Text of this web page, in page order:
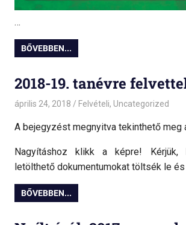
…
BŐVEBBEN...
2018-19. tanévre
április 24, 2018 admin
Felvételi, Uncategorized
A bejegyzést megnyitva tekinthető meg
Nagyításhoz klikk a képre! Kérjük,
letölthető dokumentumokat töltsék le
BŐVEBBEN...